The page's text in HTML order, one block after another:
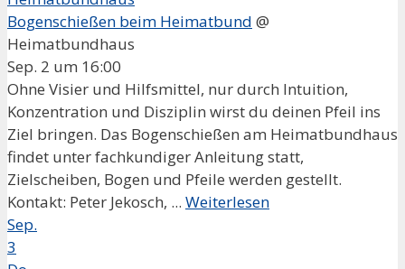
Bogenschießen beim Heimatbund @
Heimatbundhaus
Sep. 2 um 16:00
Ohne Visier und Hilfsmittel, nur durch Intuition,
Konzentration und Disziplin wirst du deinen Pfeil ins
Ziel bringen. Das Bogenschießen am Heimatbundhaus
findet unter fachkundiger Anleitung statt,
Zielscheiben, Bogen und Pfeile werden gestellt.
Kontakt: Peter Jekosch, ... Weiterlesen
Sep.
3